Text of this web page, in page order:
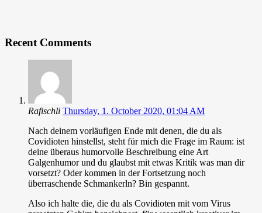
Recent Comments
Rafischli Thursday, 1. October 2020, 01:04 AM
Nach deinem vorläufigen Ende mit denen, die du als
Covidioten hinstellst, steht für mich die Frage im Raum: ist
deine überaus humorvolle Beschreibung eine Art
Galgenhumor und du glaubst mit etwas Kritik was man dir
vorsetzt? Oder kommen in der Fortsetzung noch
überraschende Schmankerln? Bin gespannt.
Also ich halte die, die du als Covidioten mit vom Virus